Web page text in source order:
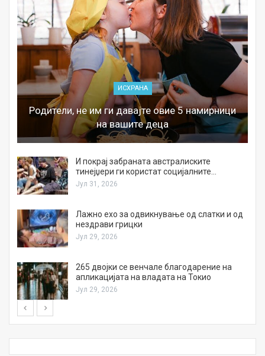
ИСХРАНА
Родители, не им ги давајте овие 5 намирници
на вашите деца
И покрај забраната австралиските
тинејџери ги користат социјалните…
Јул 31, 2026
Лажно ехо за одвикнување од слатки и од
нездрави грицки
Јул 29, 2026
265 двојки се венчале благодарение на
апликацијата на владата на Токио
Јул 29, 2026